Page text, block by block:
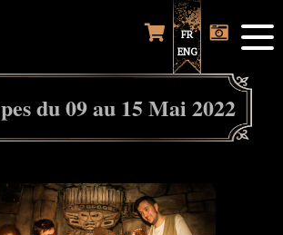
FR
ENG
du 09 au 15 Mai 2022